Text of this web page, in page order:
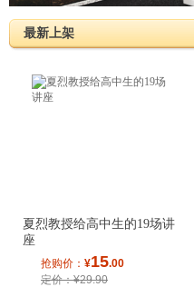
最新上架
夏烈教授给高中生的19场讲
座
抢购价： ¥15.00
定价：¥29.90